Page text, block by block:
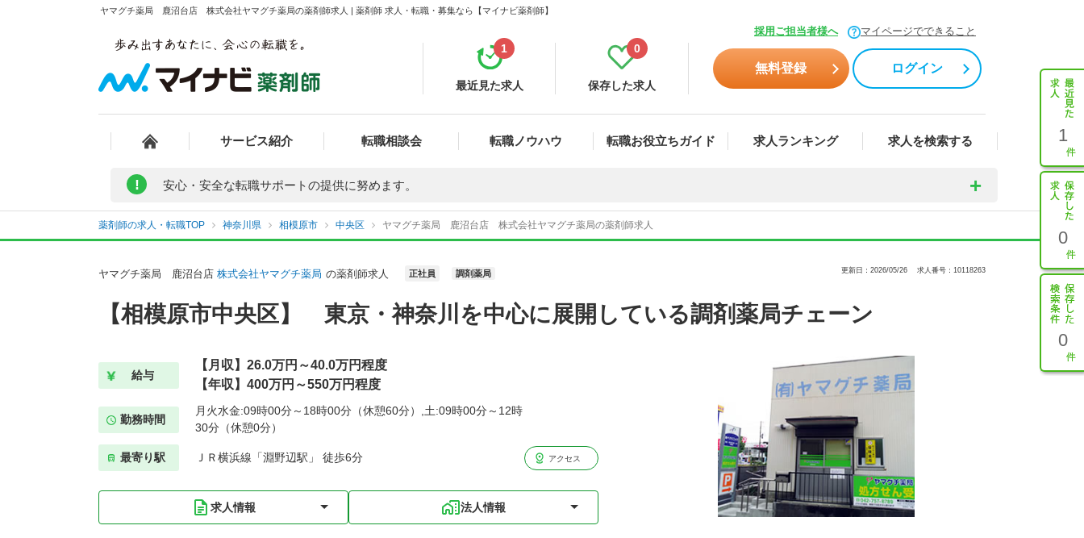
ヤマグチ薬局 鹿沼台店 株式会社ヤマグチ薬局の薬剤師求人 | 薬剤師 求人・転職・募集なら【マイナビ薬剤師】
採用ご担当者様へ マイページでできること
最近見た求人
1
保存した求人
0
無料登録 ログイン
サービス紹介 転職相談会 転職ノウハウ 転職お役立ちガイド 求人ランキング 求人を検索する 1
0
0
! 安心・安全な転職サポートの提供に努めます。
薬剤師の求人・転職TOP 神奈川県 相模原市 中央区 ヤマグチ薬局 鹿沼台店 株式会社ヤマグチ薬局の薬剤師求人
ヤマグチ薬局 鹿沼台店 株式会社ヤマグチ薬局 の薬剤師求人 正社員 調剤薬局 更新日：2026/05/26 求人番号：10118263
【相模原市中央区】 東京・神奈川を中心に展開している調剤薬局チェーン
給与
【月収】26.0万円～40.0万円程度
【年収】400万円～550万円程度
勤務時間
月火水金:09時00分～18時00分（休憩60分）,土:09時00分～12時
30分（休憩0分）
最寄り駅 ＪＲ横浜線「淵野辺駅」 徒歩6分 アクセス
求人情報 法人情報